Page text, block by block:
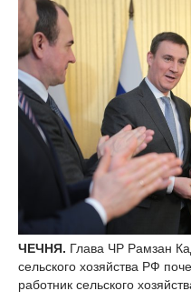
ЧЕЧНЯ. Глава ЧР Рамзан
сельского хозяйства РФ
работник сельского